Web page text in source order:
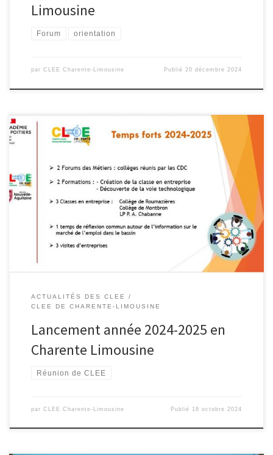
Limousine
Forum orientation
par CLEE Charente-Limousine Publié 20 décembre 2024
La réunion de lancement du CLEE Charente Limousine s’est tenue
mardi 10 octobre au lycée polyvalent Emile Roux de Confolens.
Nous y avons discuté des différentes actions de l’année, merci à
tous les participants pour ces échanges fructueux. Deux grandes
actions cette année : D’autres temps forts ponctueront l’année,
avec […]
ACTUALITÉS DES CLEE
CLEE DE CHARENTE-LIMOUSINE
Lancement année 2024-2025 en
Charente Limousine
Réunion de CLEE
par CLEE Charente-Limousine Publié 18 octobre 2024